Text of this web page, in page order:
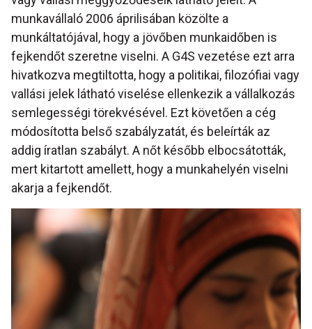
munkavállaló 2006 áprilisában közölte a
munkáltatójával, hogy a jövőben munkaidőben is
fejkendőt szeretne viselni. A G4S vezetése ezt arra
hivatkozva megtiltotta, hogy a politikai, filozófiai vagy
vallási jelek látható viselése ellenkezik a vállalkozás
semlegességi törekvésével. Ezt követően a cég
módosította belső szabályzatát, és beleírták az
addig íratlan szabályt. A nőt később elbocsátották,
mert kitartott amellett, hogy a munkahelyén viselni
akarja a fejkendőt.